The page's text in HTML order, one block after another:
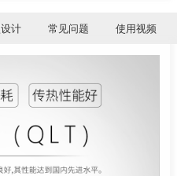
计 常见问题 使用视频